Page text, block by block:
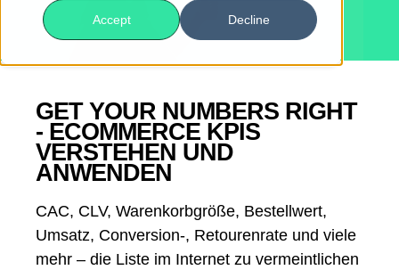
Accept Decline
GET YOUR NUMBERS RIGHT
- ECOMMERCE KPIS
VERSTEHEN UND
ANWENDEN
CAC, CLV, Warenkorbgröße, Bestellwert,
Umsatz, Conversion-, Retourenrate und viele
mehr – die Liste im Internet zu vermeintlichen